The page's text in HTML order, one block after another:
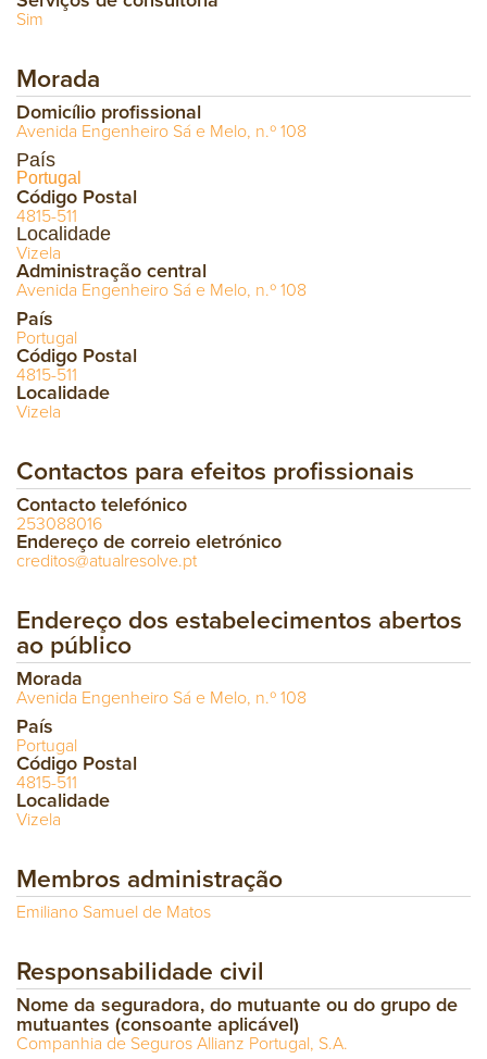
Sim
Morada
Domicílio profissional
Avenida Engenheiro Sá e Melo, n.º 108
País
Portugal
Código Postal
4815-511
Localidade
Vizela
Administração central
Avenida Engenheiro Sá e Melo, n.º 108
País
Portugal
Código Postal
4815-511
Localidade
Vizela
Contactos para efeitos profissionais
Contacto telefónico
253088016
Endereço de correio eletrónico
creditos@atualresolve.pt
Endereço dos estabelecimentos abertos
ao público
Morada
Avenida Engenheiro Sá e Melo, n.º 108
País
Portugal
Código Postal
4815-511
Localidade
Vizela
Membros administração
Emiliano Samuel de Matos
Responsabilidade civil
Nome da seguradora, do mutuante ou do grupo de
mutuantes (consoante aplicável)
Companhia de Seguros Allianz Portugal, S.A.